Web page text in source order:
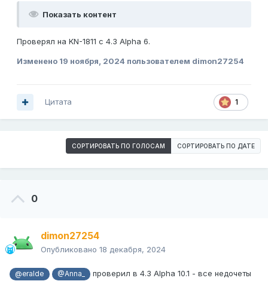
Показать контент
Проверял на KN-1811 с 4.3 Alpha 6.
Изменено 19 ноября, 2024 пользователем dimon27254
1
Цитата
СОРТИРОВАТЬ ПО ГОЛОСАМ СОРТИРОВАТЬ ПО ДАТЕ
0
dimon27254
Опубликовано 18 декабря, 2024
@eralde @Anna_
проверил в 4.3 Alpha 10.1 - все недочеты